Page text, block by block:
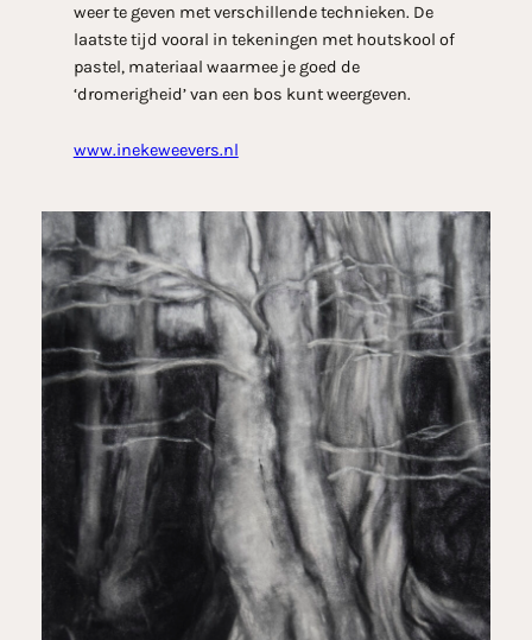
weer te geven met verschillende technieken. De
laatste tijd vooral in tekeningen met houtskool of
pastel, materiaal waarmee je goed de
‘dromerigheid’ van een bos kunt weergeven.
www.inekeweevers.nl